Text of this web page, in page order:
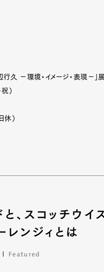
行久 −環境・イメージ・表現−」展
）
休）
と、スコッチウ
ンジィとは
Featured